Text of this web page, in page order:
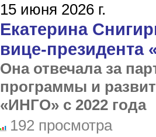
15 июня 2026 г.
Екатерина
вице-президента
Она отвечала за
программы и
«ИНГО» с 2022 года
192 просмотра